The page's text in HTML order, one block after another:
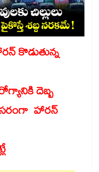
కొడుతున్న
దెబ్బ
హారన్